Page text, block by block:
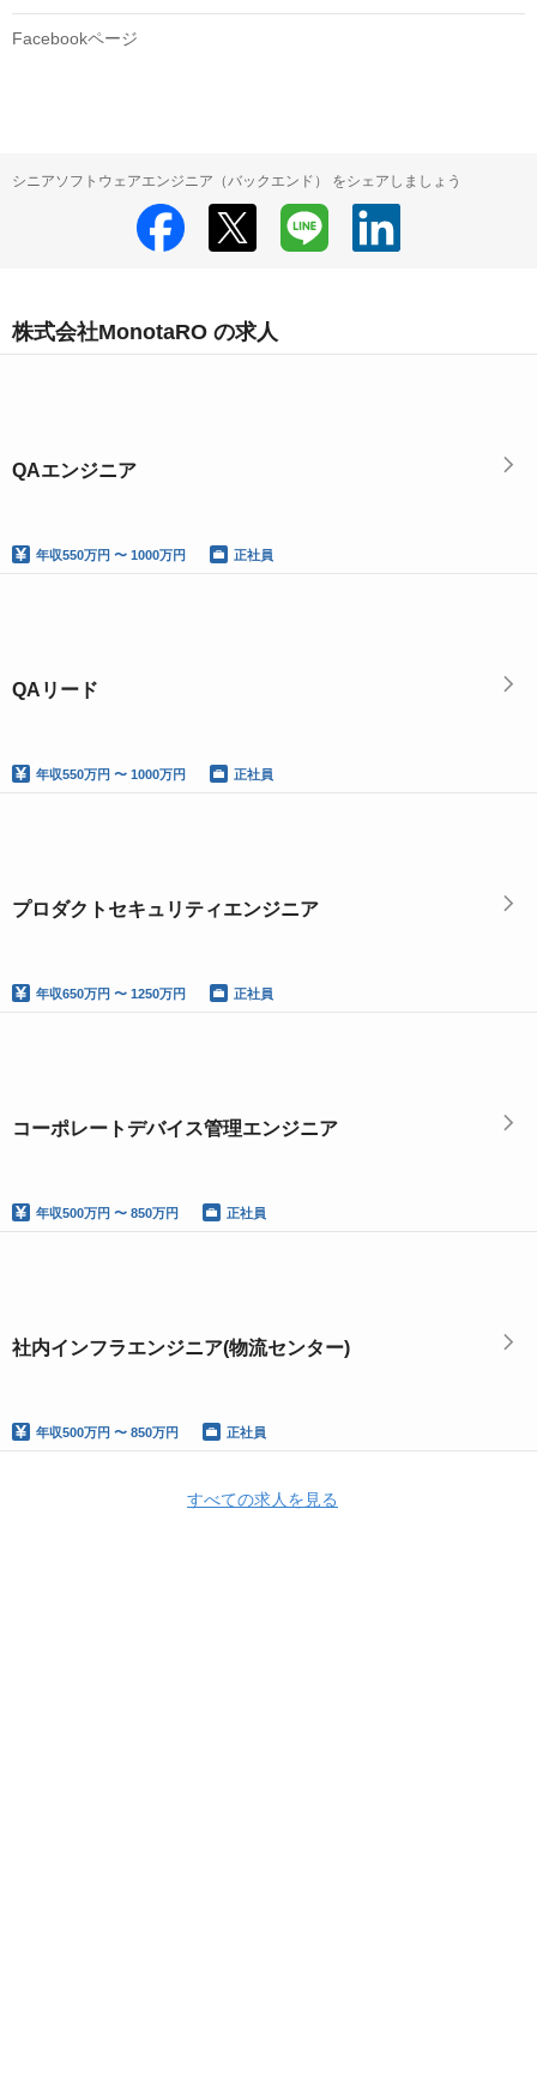
Facebookページ
シニアソフトウェアエンジニア（バックエンド） をシェアしましょう
株式会社MonotaRO の求人
QAエンジニア
年収550万円 〜 1000万円 正社員
QAリード
年収550万円 〜 1000万円 正社員
プロダクトセキュリティエンジニア
年収650万円 〜 1250万円 正社員
コーポレートデバイス管理エンジニア
年収500万円 〜 850万円 正社員
社内インフラエンジニア(物流センター)
年収500万円 〜 850万円 正社員
すべての求人を見る